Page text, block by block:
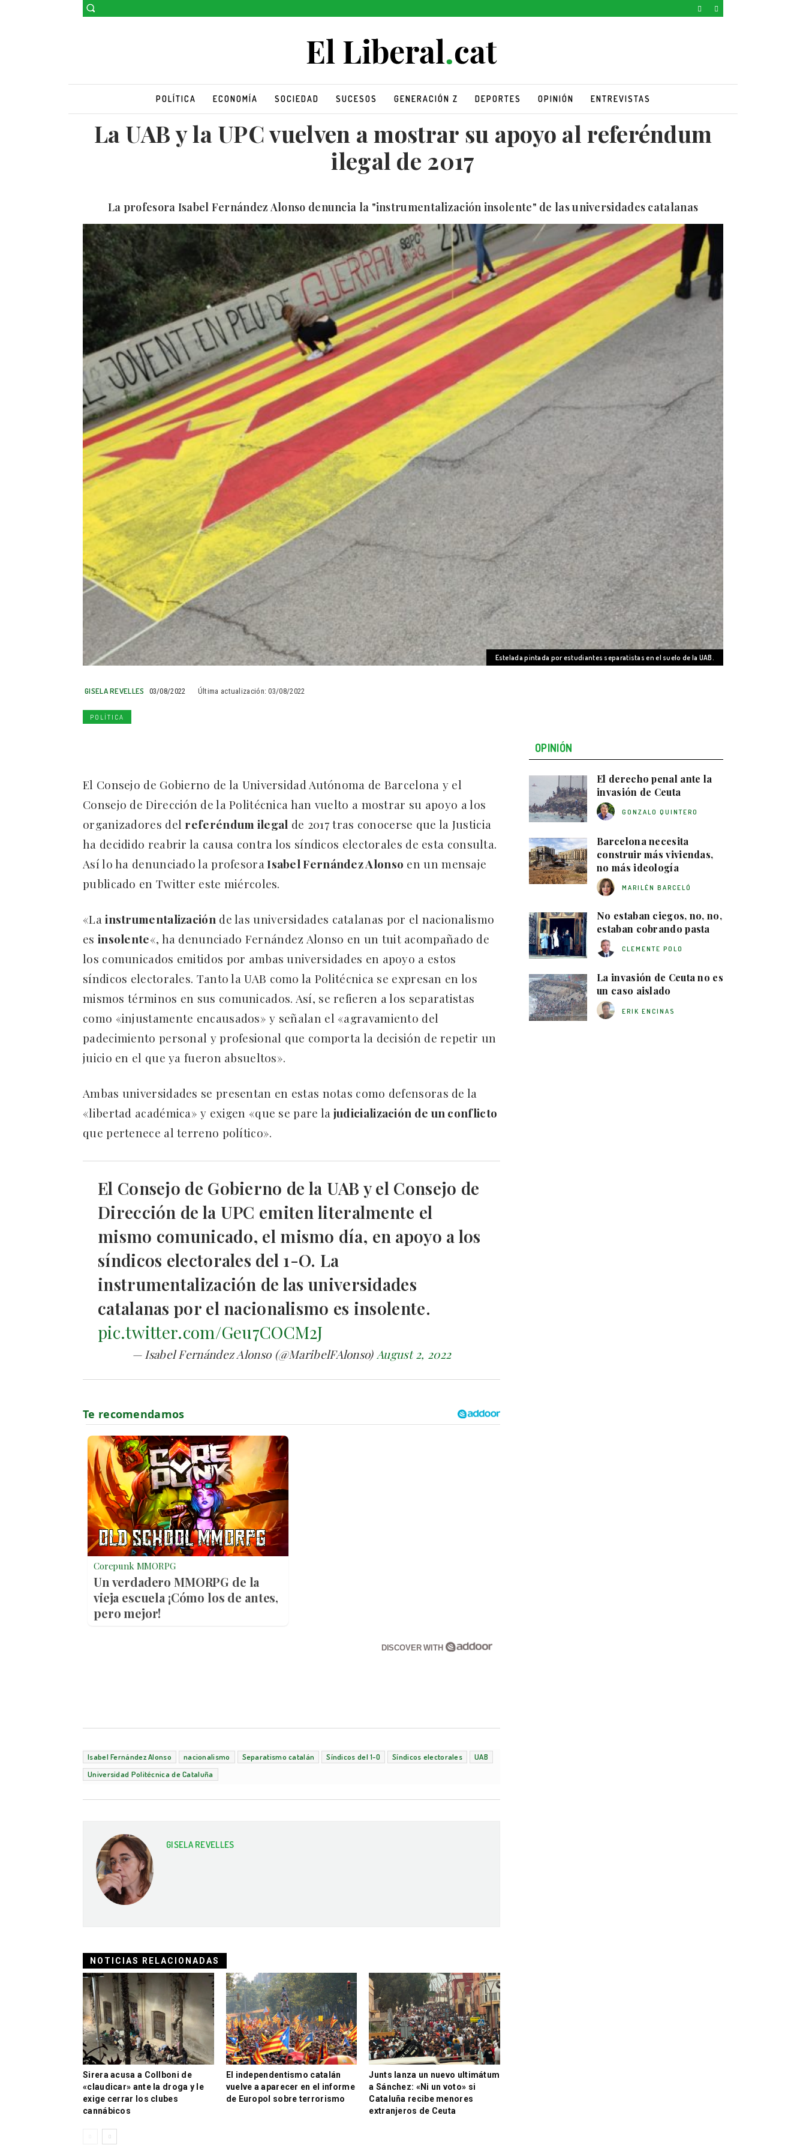
POLÍTICA ECONOMÍA SOCIEDAD SUCESOS GENERACIÓN Z DEPORTES OPINIÓN ENTREVISTAS
La UAB y la UPC vuelven a mostrar su apoyo al referéndum
ilegal de 2017
La profesora Isabel Fernández Alonso denuncia la "instrumentalización insolente" de las universidades catalanas
Estelada pintada por estudiantes separatistas en el suelo de la UAB.
GISELA REVELLES 03/08/2022 Última actualización: 03/08/2022
POLÍTICA
El Consejo de Gobierno de la Universidad Autónoma de Barcelona y el
Consejo de Dirección de la Politécnica han vuelto a mostrar su apoyo a los
organizadores del referéndum ilegal de 2017 tras conocerse que la Justicia
ha decidido reabrir la causa contra los síndicos electorales de esta consulta.
Así lo ha denunciado la profesora Isabel Fernández Alonso en un mensaje
publicado en Twitter este miércoles.
«Lainstrumentalización de las universidades catalanas por el nacionalismo
es insolente«, ha denunciado Fernández Alonso en un tuit acompañado de
los comunicados emitidos por ambas universidades en apoyo a estos
síndicos electorales. Tanto la UAB como la Politécnica se expresan en los
mismos términos en sus comunicados. Así, se refieren a los separatistas
como «injustamente encausados» y señalan el «agravamiento del
padecimiento personal y profesional que comporta la decisión de repetir un
juicio en el que ya fueron absueltos».
Ambas universidades se presentan en estas notas como defensoras de la
«libertad académica» y exigen «que se pare la judicialización de un conflicto
que pertenece al terreno político».
El Consejo de Gobierno de la UAB y el Consejo de
Dirección de la UPC emiten literalmente el
mismo comunicado, el mismo día, en apoyo a los
síndicos electorales del 1-O. La
instrumentalización de las universidades
catalanas por el nacionalismo es insolente.
pic.twitter.com/Geu7COCM2J
— Isabel Fernández Alonso (@MaribelFAlonso) August 2, 2022
Corepunk MMORPG
Un verdadero MMORPG de la
vieja escuela ¡Cómo los de antes,
pero mejor!
DISCOVER WITH
Isabel Fernández Alonso nacionalismo Separatismo catalán Síndicos del 1-O Síndicos electorales
UAB
Universidad Politécnica de Cataluña
GISELA REVELLES
NOTICIAS RELACIONADAS
Sirera acusa a Collboni de
«claudicar» ante la droga y le
exige cerrar los clubes
cannábicos
El independentismo catalán
vuelve a aparecer en el informe
de Europol sobre terrorismo
Junts lanza un nuevo ultimátum
a Sánchez: «Ni un voto» si
Cataluña recibe menores
extranjeros de Ceuta
OPINIÓN
El derecho penal ante la
invasión de Ceuta
GONZALO QUINTERO
Barcelona necesita
construir más viviendas,
no más ideología
MARILÉN BARCELÓ
No estaban ciegos, no, no,
estaban cobrando pasta
CLEMENTE POLO
La invasión de Ceuta no es
un caso aislado
ERIK ENCINAS